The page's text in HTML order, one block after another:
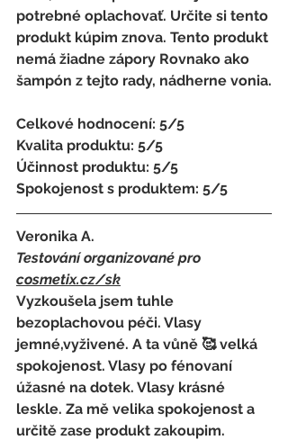
potrebné oplachovať. Určite si tento
produkt kúpim znova. Tento produkt
nemá žiadne zápory Rovnako ako
šampón z tejto rady, nádherne vonia.
Celkové hodnocení: 5/5
Kvalita produktu: 5/5
Účinnost produktu: 5/5
Spokojenost s produktem: 5/5
Veronika A.
Testování organizované pro
cosmetix.cz/sk
Vyzkoušela jsem tuhle
bezoplachovou péči. Vlasy
jemné,vyživené. A ta vůně 🥰 velká
spokojenost. Vlasy po fénovaní
úžasné na dotek. Vlasy krásné
leskle. Za mě velika spokojenost a
určitě zase produkt zakoupim.